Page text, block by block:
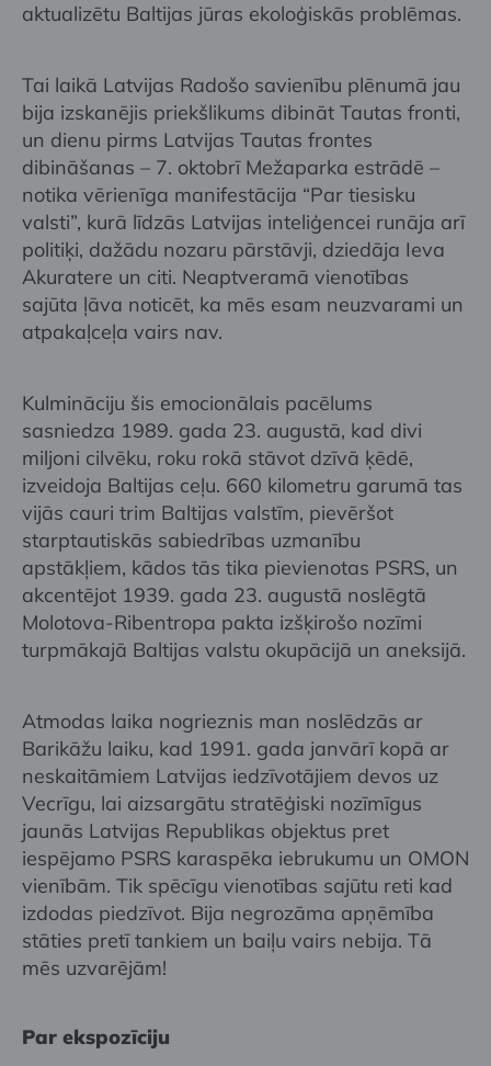
aktualizētu Baltijas jūras ekoloģiskās problēmas.
Tai laikā Latvijas Radošo savienību plēnumā jau
bija izskanējis priekšlikums dibināt Tautas fronti,
un dienu pirms Latvijas Tautas frontes
dibināšanas – 7. oktobrī Mežaparka estrādē –
notika vērienīga manifestācija “Par tiesisku
valsti”, kurā līdzās Latvijas inteliģencei runāja arī
politiķi, dažādu nozaru pārstāvji, dziedāja Ieva
Akuratere un citi. Neaptveramā vienotības
sajūta ļāva noticēt, ka mēs esam neuzvarami un
atpakaļceļa vairs nav.
Kulmināciju šis emocionālais pacēlums
sasniedza 1989. gada 23. augustā, kad divi
miljoni cilvēku, roku rokā stāvot dzīvā ķēdē,
izveidoja Baltijas ceļu. 660 kilometru garumā tas
vijās cauri trim Baltijas valstīm, pievēršot
starptautiskās sabiedrības uzmanību
apstākļiem, kādos tās tika pievienotas PSRS, un
akcentējot 1939. gada 23. augustā noslēgtā
Molotova-Ribentropa pakta izšķirošo nozīmi
turpmākajā Baltijas valstu okupācijā un aneksijā.
Atmodas laika nogrieznis man noslēdzās ar
Barikāžu laiku, kad 1991. gada janvārī kopā ar
neskaitāmiem Latvijas iedzīvotājiem devos uz
Vecrīgu, lai aizsargātu stratēģiski nozīmīgus
jaunās Latvijas Republikas objektus pret
iespējamo PSRS karaspēka iebrukumu un OMON
vienībām. Tik spēcīgu vienotības sajūtu reti kad
izdodas piedzīvot. Bija negrozāma apņēmība
stāties pretī tankiem un baiļu vairs nebija. Tā
mēs uzvarējām!
Par ekspozīciju